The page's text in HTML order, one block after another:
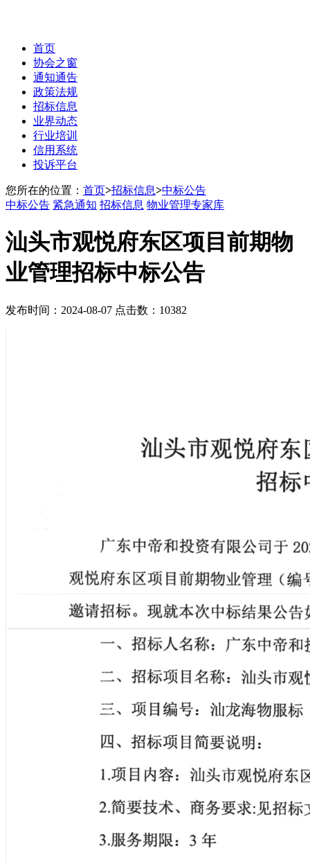
首页
协会之窗
通知通告
政策法规
招标信息
业界动态
行业培训
信用系统
投诉平台
您所在的位置： 首页>招标信息>中标公告
中标公告 紧急通知 招标信息 物业管理专家库
汕头市观悦府东区项目前期物
业管理招标中标公告
发布时间：2024-08-07 点击数：10382